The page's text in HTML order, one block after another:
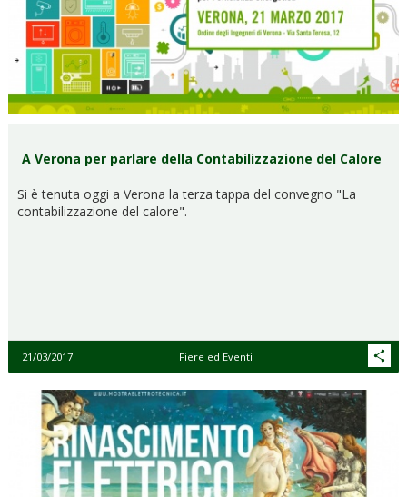
A Verona per parlare della Contabilizzazione del Calore
Si è tenuta oggi a Verona la terza tappa del convegno "La
contabilizzazione del calore".
21/03/2017 Fiere ed Eventi